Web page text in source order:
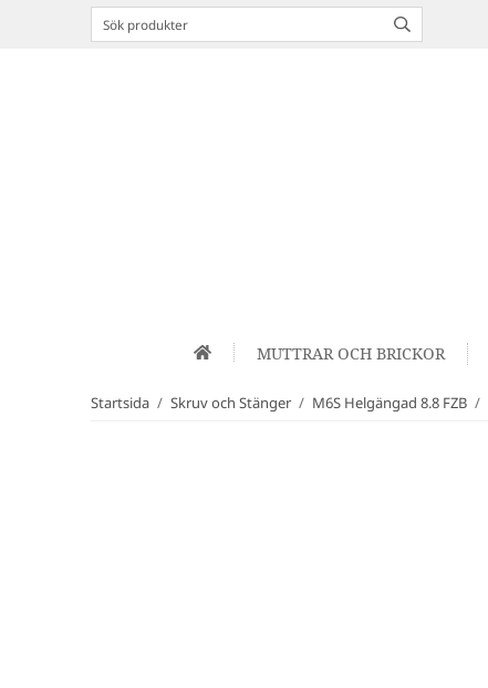
MUTTRAR OCH BRICKOR
Startsida / Skruv och Stänger / M6S Helgängad 8.8 FZB /